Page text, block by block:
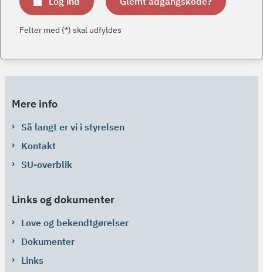
Felter med (*) skal udfyldes
Mere info
Så langt er vi i styrelsen
Kontakt
SU-overblik
Links og dokumenter
Love og bekendtgørelser
Dokumenter
Links